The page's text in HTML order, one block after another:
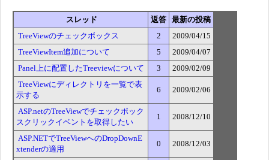
スレッド 返答 最新の投稿
TreeViewのチェックボックス
2
2009/04/15
TreeViewItem追加について
5
2009/04/07
Panel上に配置したTreeviewについて
3
2009/02/09
TreeViewにディレクトリを一覧で表
示する
6 2009/02/06
ASP.netのTreeViewでチェックボック
スクリックイベントを取得したい
1 2008/12/10
ASP.NETでTreeViewへのDropDownE
xtenderの適用
0 2008/12/03